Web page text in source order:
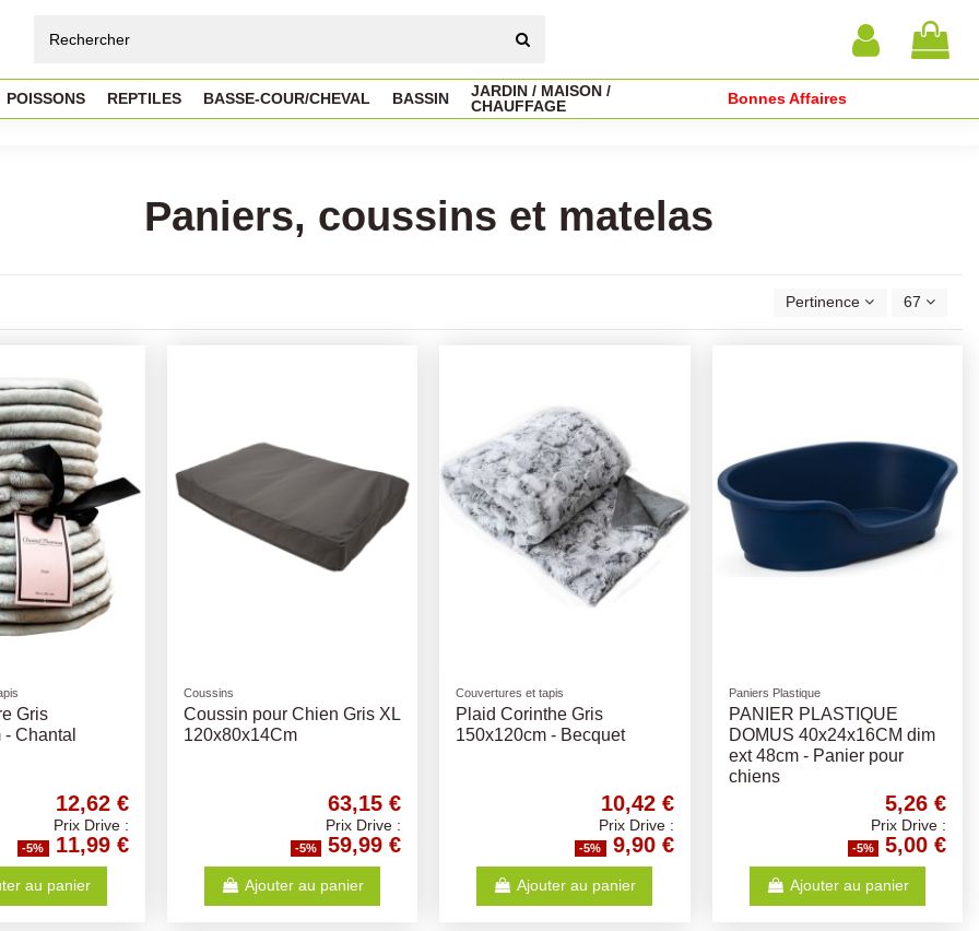
POISSONS REPTILES BASSE-COUR/CHEVAL BASSIN
JARDIN / MAISON /
CHAUFFAGE
Bonnes Affaires
Paniers, coussins et matelas
Pertinence 67
Gris
Chantal
12,62 €
Prix Drive :
-5% 11,99 €
au panier
Coussins
Coussin pour Chien Gris XL
120x80x14Cm
63,15 €
Prix Drive :
-5% 59,99 €
Ajouter au panier
Couvertures et tapis
Plaid Corinthe Gris
150x120cm - Becquet
10,42 €
Prix Drive :
-5% 9,90 €
Ajouter au panier
Paniers Plastique
PANIER PLASTIQUE
DOMUS 40x24x16CM dim
ext 48cm - Panier pour
chiens
5,26 €
Prix Drive :
-5% 5,00 €
Ajouter au panier